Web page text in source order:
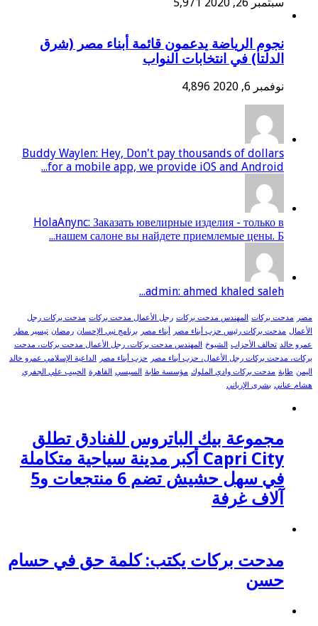
نجوم الرياضة يدعمون قائمة أبناء مصر (شرق
الدلتا) في انتخابات النواب
نوفمبر 6, 2020 4,896
Buddy Waylen: Hey, Don't pay thousands of dollars
for a mobile app, we provide iOS and Android...
HolaAnync: Заказать ювелирные изделия - только в
нашем салоне вы найдете приемлемые цены. Б...
admin: ahmed khaled saleh...
مصر مدحت بركات المهندس مدحت بركات رجل الأعمال مدحت بركات مدحت بركات رجل
الأعمال مدحت بركات رئيس حزب أبناء مصر أبناء مصر برنامج نبي الإحسان رمضان تيسير مطر
عمرو خالد تحالف الأحزاب الشيوخ المهندس مدحت بركات، رجل الأعمال مدحت بركات، مدحت
بركات، مدحت بركات رجل الأعمال، حزب أبناء مصر
حزب أبناء مصر
الداعية الإسلامي عمرو خالد
اليمن طابة مدحت بركات وادي الملوك مؤسسة طابة السيسي القاهرة الحبيب علي الجفري
هشام عناني بشرى الإرياني
مجموعة بيك الباتروس للفنادق تطلق
Capri City أكبر مدينة سياحية متكاملة
في سهل حشيش تضم 6 منتجعات و5
آلاف غرفة
مدحت بركات يكتب: كلمة حق في حسام
حسن